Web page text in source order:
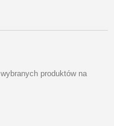
wybranych produktów na